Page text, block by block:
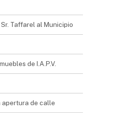
Taffarel al Municipio
de I.A.P.V.
apertura de calle